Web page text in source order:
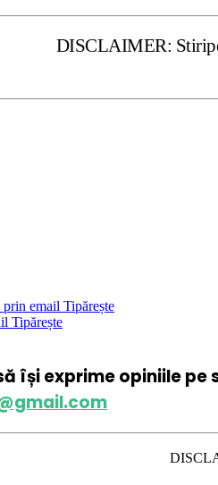
email Tipărește
Tipărește
își exprime opiniile
DISCLAIMER: